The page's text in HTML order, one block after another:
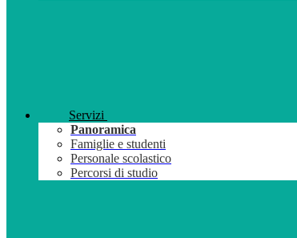
Servizi
Panoramica
Famiglie e studenti
Personale scolastico
Percorsi di studio